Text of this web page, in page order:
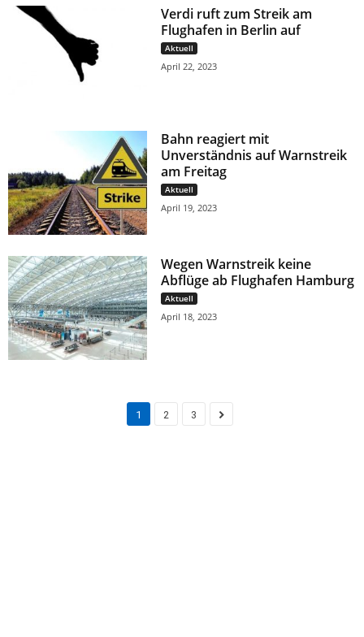
Verdi ruft zum Streik am
Flughafen in Berlin auf
Aktuell
April 22, 2023
Bahn reagiert mit
Unverständnis auf Warnstreik
am Freitag
Aktuell
April 19, 2023
Wegen Warnstreik keine
Abflüge ab Flughafen Hamburg
Aktuell
April 18, 2023
1 2 3